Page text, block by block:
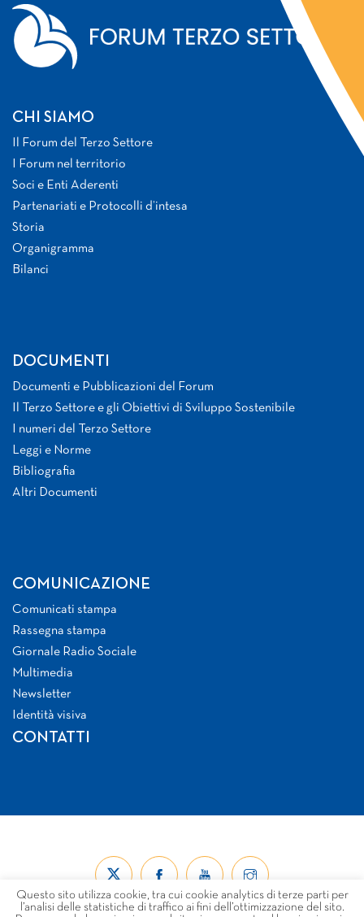
CHI SIAMO
Il Forum del Terzo Settore
I Forum nel territorio
Soci e Enti Aderenti
Partenariati e Protocolli d’intesa
Storia
Organigramma
Bilanci
DOCUMENTI
Documenti e Pubblicazioni del Forum
Il Terzo Settore e gli Obiettivi di Sviluppo Sostenibile
I numeri del Terzo Settore
Leggi e Norme
Bibliografia
Altri Documenti
COMUNICAZIONE
Comunicati stampa
Rassegna stampa
Giornale Radio Sociale
Multimedia
Newsletter
Identità visiva
CONTATTI
Questo sito utilizza cookie, tra cui cookie analytics di terze parti per
l’analisi delle statistiche di traffico ai fini dell’ottimizzazione del sito.